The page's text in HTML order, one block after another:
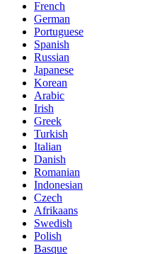
French
German
Portuguese
Spanish
Russian
Japanese
Korean
Arabic
Irish
Greek
Turkish
Italian
Danish
Romanian
Indonesian
Czech
Afrikaans
Swedish
Polish
Basque